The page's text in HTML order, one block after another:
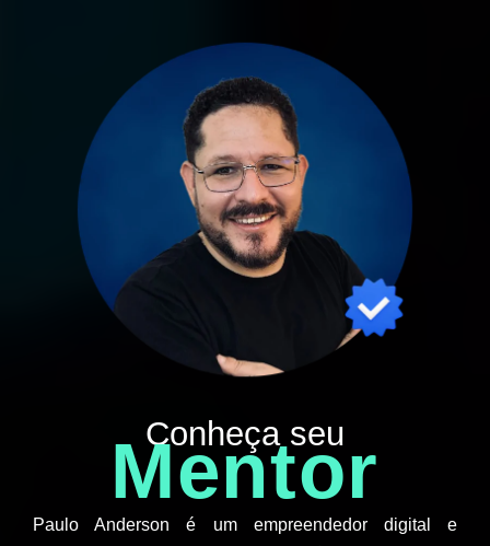
Conheça seu
Mentor
Paulo Anderson é um empreendedor digital e